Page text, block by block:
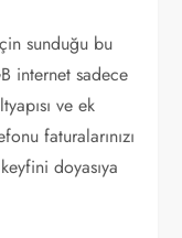
sunduğu bu
internet sadece
ve ek
faturalarınızı
doyasıya